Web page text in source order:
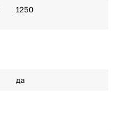
1250
да